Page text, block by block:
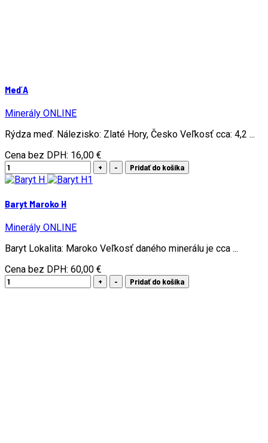
Meď A
Minerály ONLINE
Rýdza meď. Nálezisko: Zlaté Hory, Česko Veľkosť cca: 4,2 ...
Cena bez DPH: 16,00 €
Baryt Maroko H
Minerály ONLINE
Baryt Lokalita: Maroko Veľkosť daného minerálu je cca ...
Cena bez DPH: 60,00 €